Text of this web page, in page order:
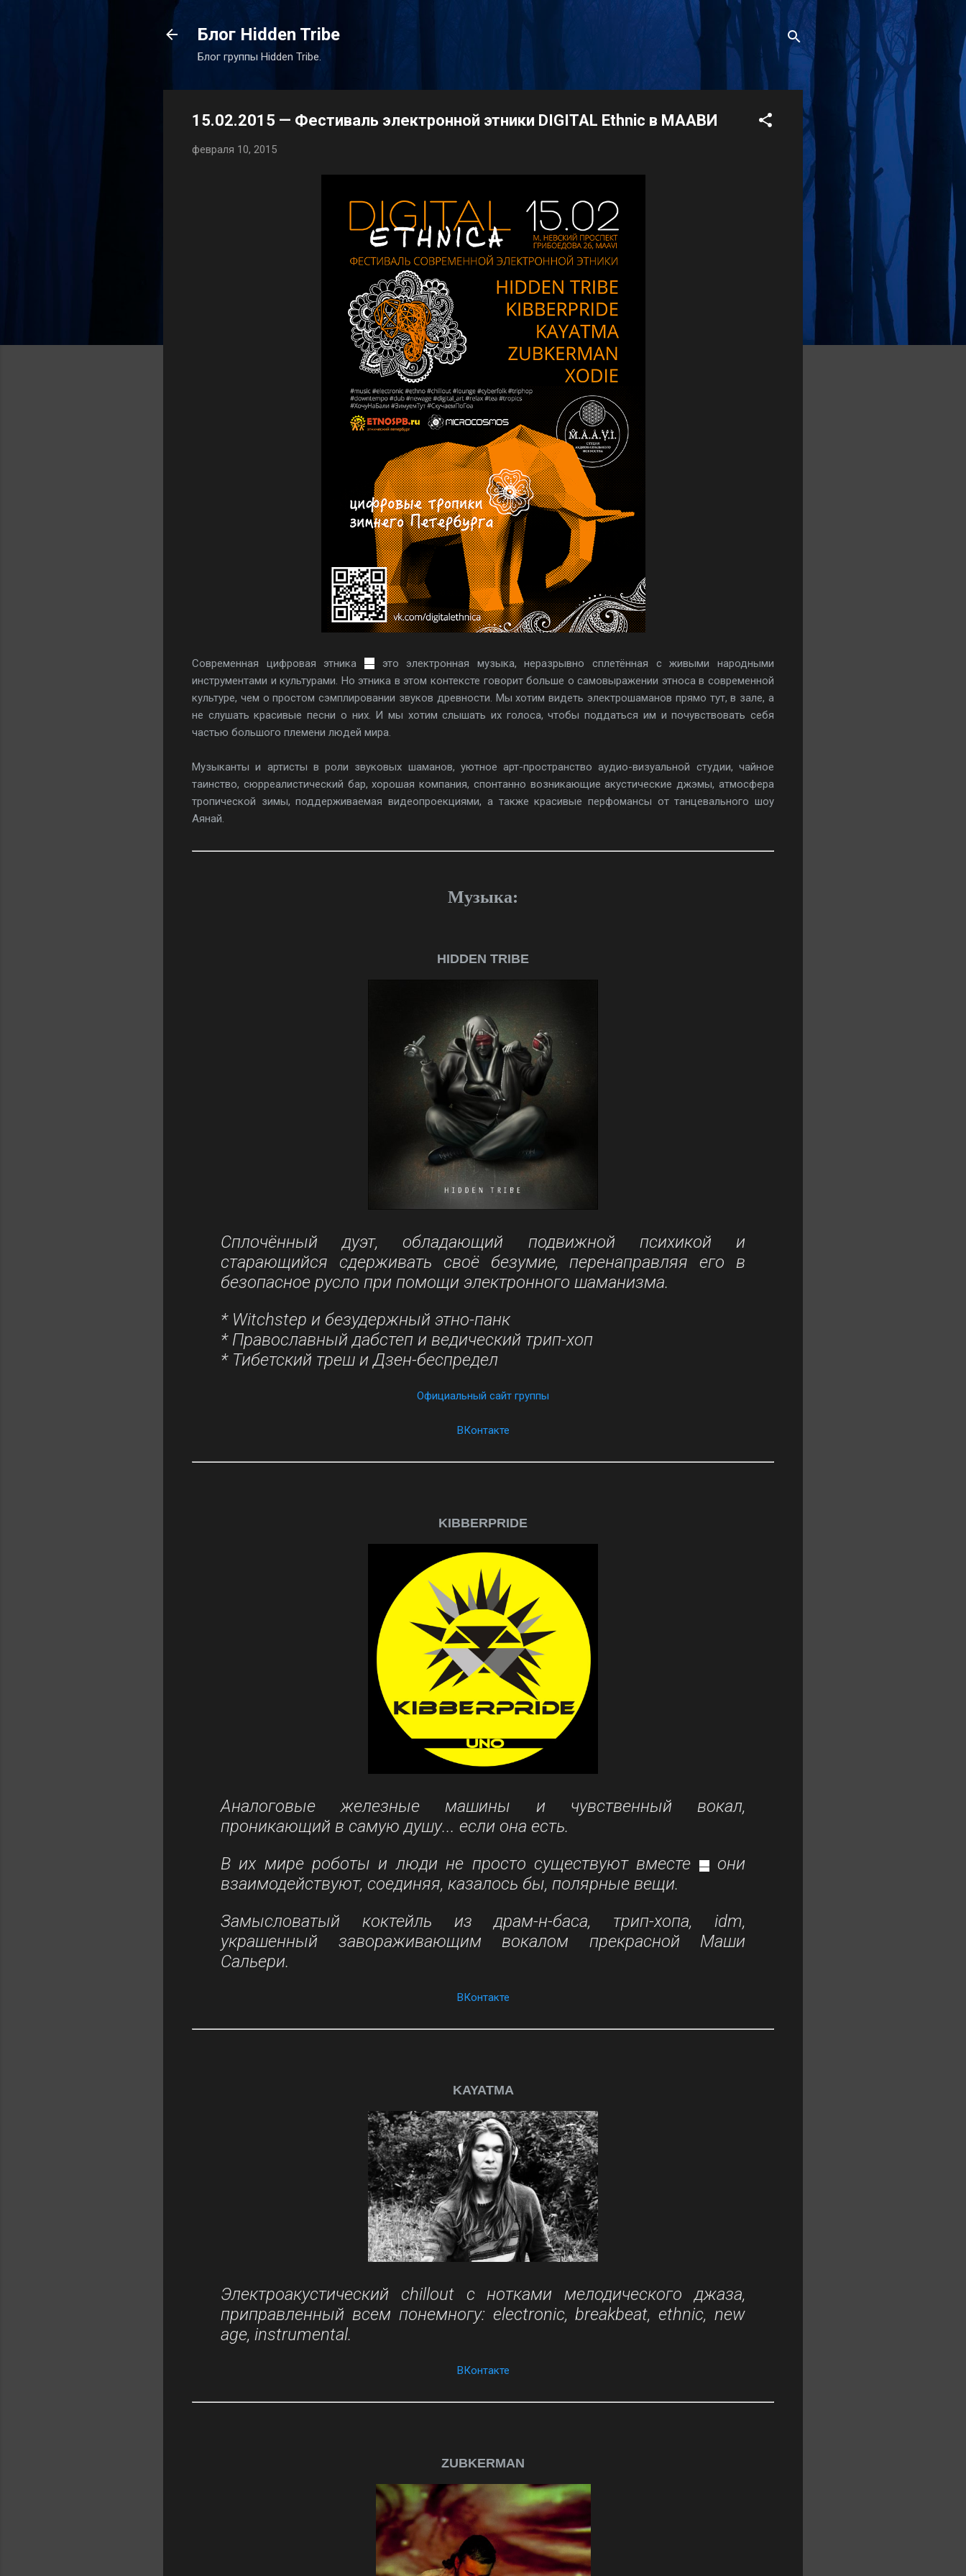
Блог Hidden Tribe
Блог группы Hidden Tribe.
15.02.2015 — Фестиваль электронной этники DIGITAL Ethnic в МААВИ
февраля 10, 2015
Современная цифровая этника —это электронная музыка, неразрывно сплетённая с живыми народными
инструментами и культурами. Но этника в этом контексте говорит больше о самовыражении этноса в современной
культуре, чем о простом сэмплировании звуков древности. Мы хотим видеть электрошаманов прямо тут, в зале, а
не слушать красивые песни о них. И мы хотим слышать их голоса, чтобы поддаться им и почувствовать себя
частью большого племени людей мира.
Музыканты и артисты в роли звуковых шаманов, уютное арт-пространство аудио-визуальной студии, чайное
таинство, сюрреалистический бар, хорошая компания, спонтанно возникающие акустические джэмы, атмосфера
тропической зимы, поддерживаемая видеопроекциями, а также красивые перфомансы от танцевального шоу
Аянай.
Музыка:
HIDDEN TRIBE
Сплочённый дуэт, обладающий подвижной психикой и
старающийся сдерживать своё безумие, перенаправляя его в
безопасное русло при помощи электронного шаманизма.
* Witchstep и безудержный этно-панк
* Православный дабстеп и ведический трип-хоп
* Тибетский треш и Дзен-беспредел
Официальный сайт группы
ВКонтакте
KIBBERPRIDE
Аналоговые железные машины и чувственный вокал,
проникающий в самую душу... если она есть.
В их мире роботы и люди не просто существуют вместе
—они
взаимодействуют, соединяя, казалось бы, полярные вещи.
Замысловатый коктейль из драм-н-баса, трип-хопа, idm,
украшенный завораживающим вокалом прекрасной Маши
Сальери.
ВКонтакте
KAYATMA
Электроакустический chillout с нотками мелодического джаза,
приправленный всем понемногу: electronic, breakbeat, ethnic, new
age, instrumental.
ВКонтакте
ZUBKERMAN